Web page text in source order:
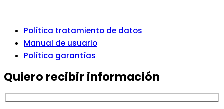
Política tratamiento de datos
Manual de usuario
Política garantías
Quiero recibir información